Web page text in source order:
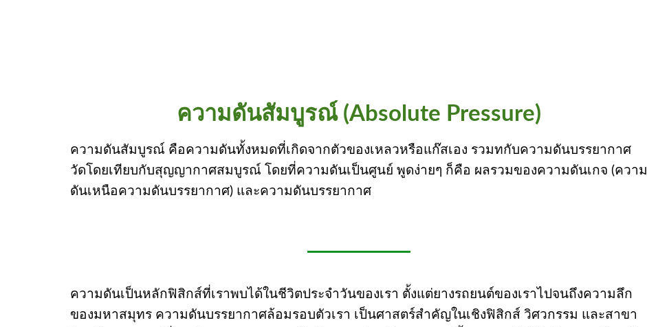
ความดันสัมบูรณ์ (Absolute Pressure)
ความดันสัมบูรณ์ คือความดันทั้งหมดที่เกิดจากตัวของเหลวหรือแก๊สเอง รวมทกับความดันบรรยากาศ
วัดโดยเทียบกับสุญญากาศสมบูรณ์ โดยที่ความดันเป็นศูนย์ พูดง่ายๆ ก็คือ ผลรวมของความดันเกจ (ความ
ดันเหนือความดันบรรยากาศ) และความดันบรรยากาศ
ความดันเป็นหลักฟิสิกส์ที่เราพบได้ในชีวิตประจำวันของเรา ตั้งแต่ยางรถยนต์ของเราไปจนถึงความลึก
ของมหาสมุทร ความดันบรรยากาศล้อมรอบตัวเรา เป็นศาสตร์สำคัญในเชิงฟิสิกส์ วิศวกรรม และสาขา